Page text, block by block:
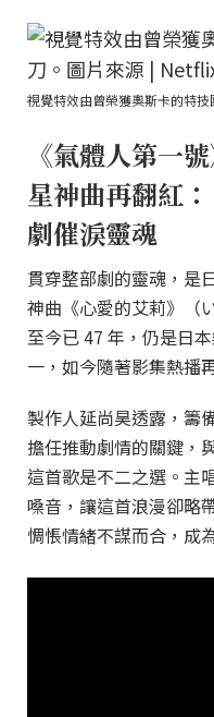
視覺特效由曾榮獲奧斯卡的特
《氣體人第一
星神曲再翻紅
劇催淚靈魂
貫穿整部劇的靈魂，是
神曲《心愛的艾莉》（
至今已 47 年，仍是日
一，如今隨著影集熱播
製作人延尚昊透露，籌
擔任推動劇情的關鍵，
這首歌是不二之選。主
嗓音，讓這首浪漫卻略
惆悵情緒不謀而合，成